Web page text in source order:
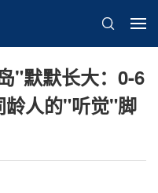
"默默长大：0-6
龄人的"听觉"脚